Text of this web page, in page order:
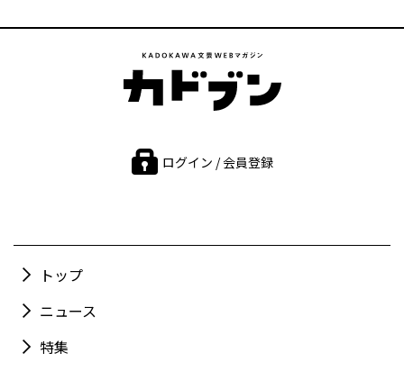
ログイン / 会員登録
トップ
ニュース
特集